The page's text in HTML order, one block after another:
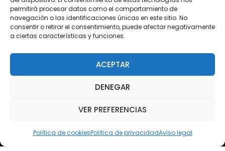
permitirá procesar datos como el comportamiento de
navegación o las identificaciones únicas en este sitio. No
consentir o retirar el consentimiento, puede afectar negativamente
a ciertas características y funciones.
ACEPTAR
DENEGAR
VER PREFERENCIAS
Política de cookiesPolítica de privacidadAviso legal
Acceso Cursos UNIR
Teléfono: (+34) 958 455 085
Teléfono: (+34) 618 370 813